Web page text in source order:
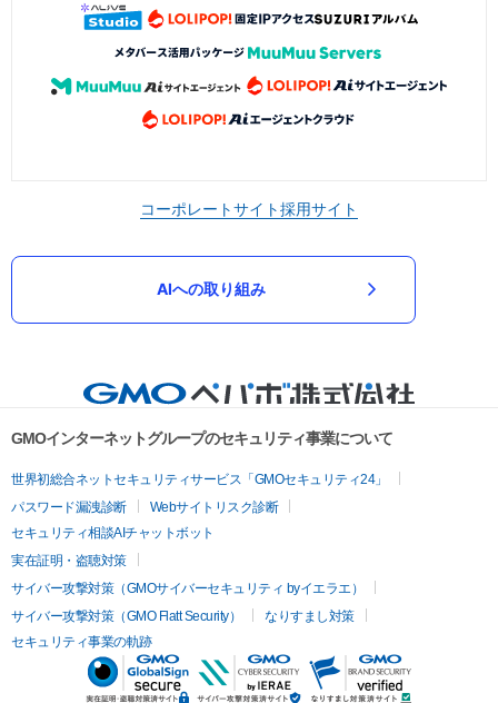
コーポレートサイト採用サイト
AIへの取り組み
GMOインターネットグループのセキュリティ事業について
世界初総合ネットセキュリティサービス「GMOセキュリティ24」
パスワード漏洩診断
Webサイトリスク診断
セキュリティ相談AIチャットボット
実在証明・盗聴対策
サイバー攻撃対策（GMOサイバーセキュリティ byイエラエ）
サイバー攻撃対策（GMO Flatt Security）
なりすまし対策
セキュリティ事業の軌跡